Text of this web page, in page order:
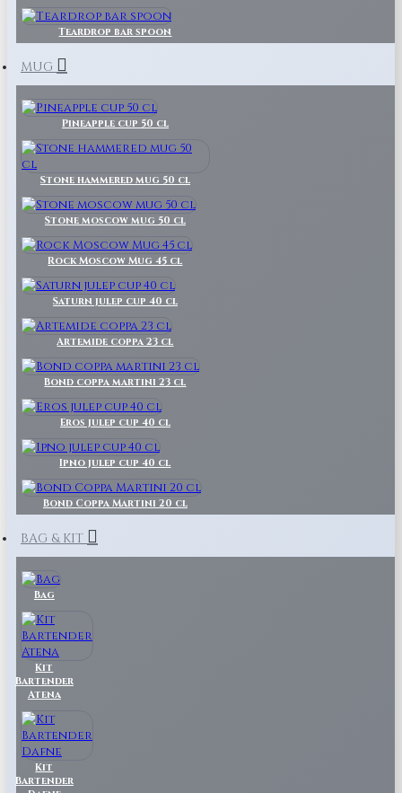
Teardrop bar spoon
MUG
Pineapple cup 50 cl
Stone hammered mug 50 cl
Stone moscow mug 50 cl
Rock Moscow Mug 45 cl
Saturn julep cup 40 cl
Artemide coppa 23 cl
Bond coppa martini 23 cl
Eros julep cup 40 cl
Ipno julep cup 40 cl
Bond Coppa Martini 20 cl
BAG & KIT
Bag
Kit
Bartender
Atena
Kit
Bartender